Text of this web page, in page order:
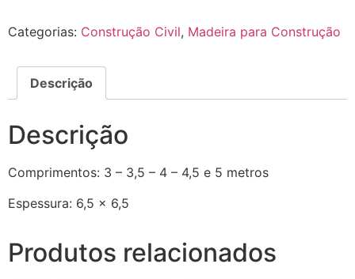
Categorias: Construção Civil, Madeira para Construção
Descrição
Descrição
Comprimentos: 3 – 3,5 – 4 – 4,5 e 5 metros
Espessura: 6,5 x 6,5
Produtos relacionados